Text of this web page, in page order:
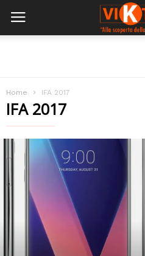
Home IFA 2017
IFA 2017